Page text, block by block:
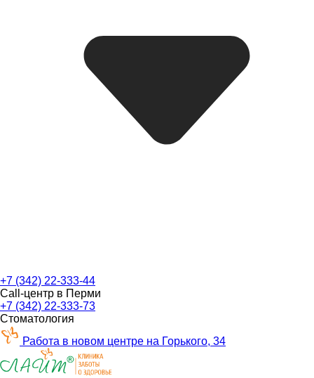
+7 (342) 22-333-44
Call-центр в Перми
+7 (342) 22-333-73
Стоматология
Работа в новом центре на Горького, 34